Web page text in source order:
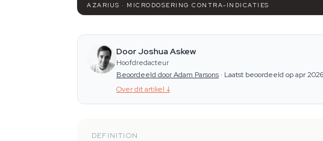
AZARIUS · MICRODOSERING CONTRA-INDICATIES
Door Joshua Askew
Hoofdredacteur
Beoordeeld door Adam Parsons · Laatst beoordeeld op apr 2026
Over dit artikel ↓
DEFINITION